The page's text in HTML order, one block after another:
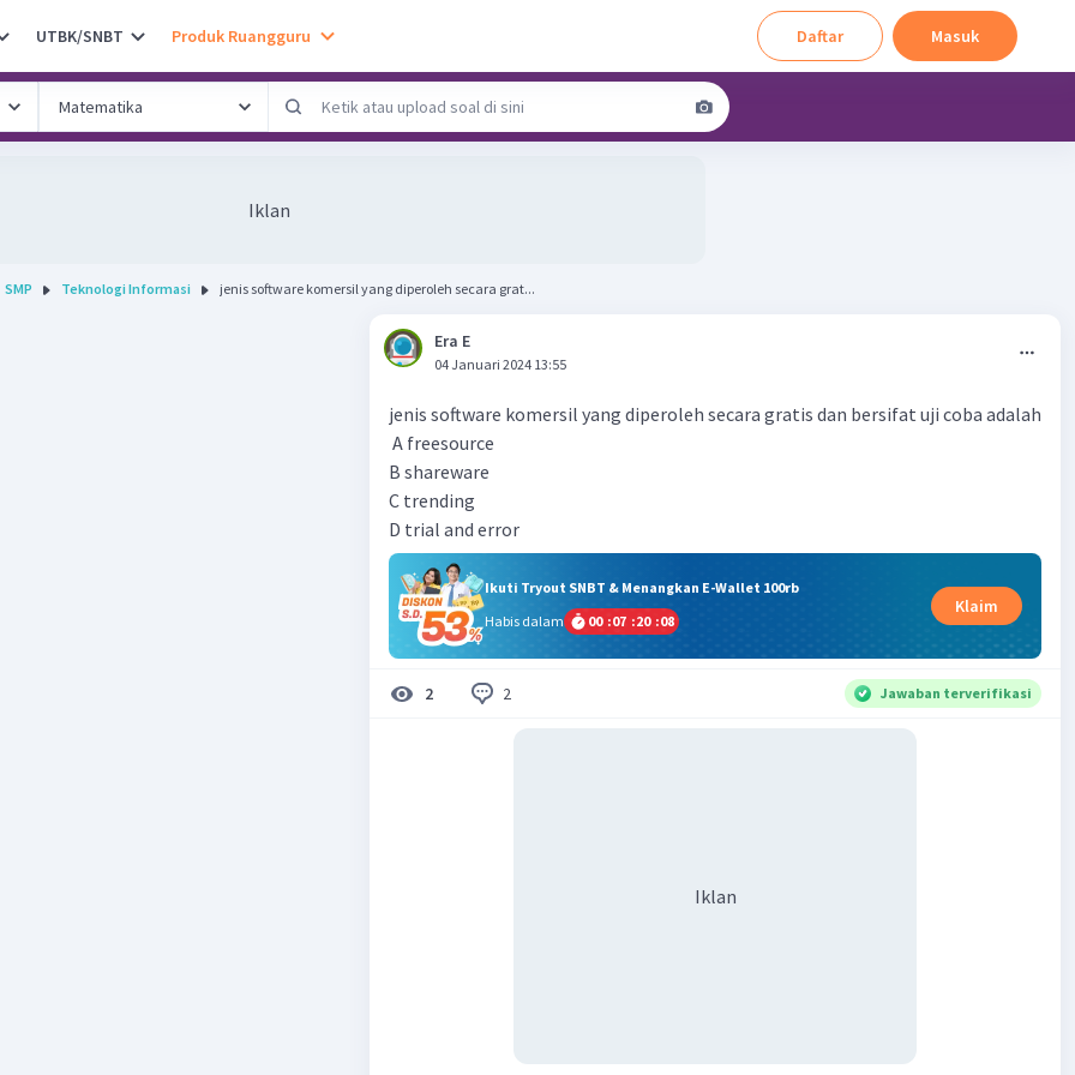
UTBK/SNBT Produk Ruangguru Daftar Masuk
Iklan
SMP Teknologi Informasi jenis software komersil yang diperoleh secara grat...
Era E
04 Januari 2024 13:55
jenis software komersil yang diperoleh secara gratis dan bersifat uji coba adalah
A freesource
B shareware
C trending
D trial and error
Ikuti Tryout SNBT & Menangkan E-Wallet 100rb
Habis dalam
00 :07 :20 :08
Klaim
2 2 Jawaban terverifikasi
Iklan